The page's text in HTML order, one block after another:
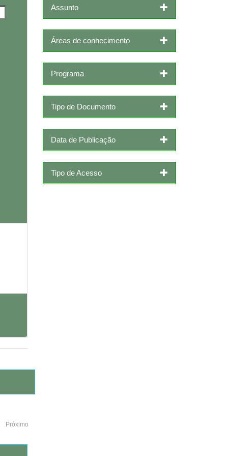
Próximo
Assunto
Áreas de conhecimento
Programa
Tipo de Documento
Data de Publicação
Tipo de Acesso